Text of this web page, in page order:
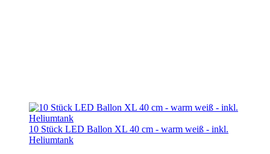
10 Stück LED Ballon XL 40 cm - warm weiß - inkl.
Heliumtank